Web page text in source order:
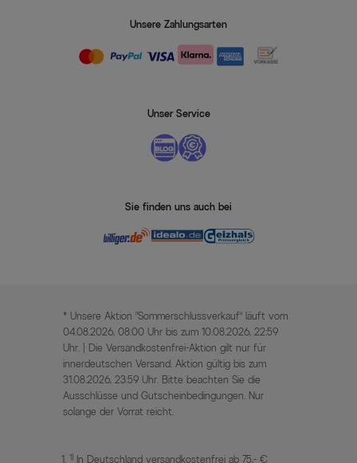
Unsere Zahlungsarten
Unser Service
Sie finden uns auch bei
* Unsere Aktion „Sommerschlussverkauf“ läuft vom
04.08.2026, 08:00 Uhr bis zum 10.08.2026, 22:59
Uhr. | Die Versandkostenfrei-Aktion gilt nur für
innerdeutschen Versand. Aktion gültig bis zum
31.08.2026, 23:59 Uhr. Bitte beachten Sie die
Ausschlüsse und Gutscheinbedingungen. Nur
solange der Vorrat reicht.
1) In Deutschland versandkostenfrei ab 75,- €